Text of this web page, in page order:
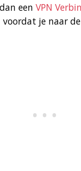
een VPN
je naar